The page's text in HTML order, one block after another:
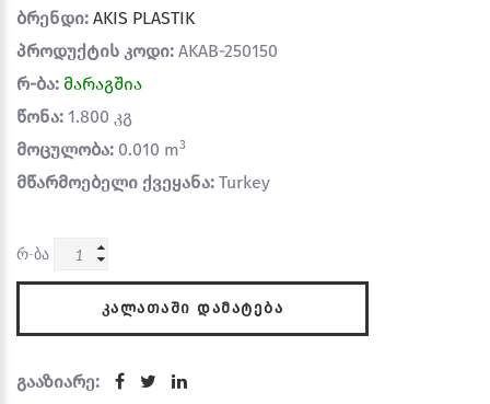
ბრენდი: AKIS PLASTIK
პროდუქტის კოდი: AKAB-250150
რ-ბა: მარაგშია
წონა: 1.800 კგ
მოცულობა: 0.010 m3
მწარმოებელი ქვეყანა: Turkey
რ-ბა
ᲙᲐᲚᲐᲗᲐᲨᲘ ᲓᲐᲛᲐᲢᲔᲑᲐ
გააზიარე: